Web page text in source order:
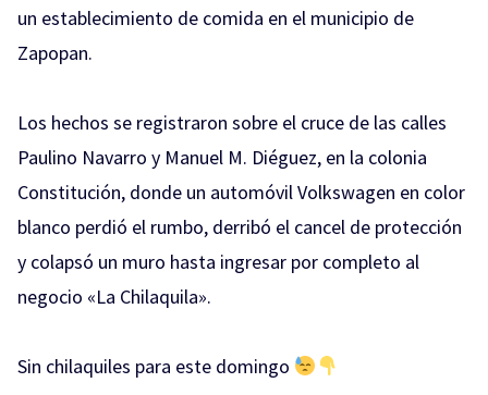
un establecimiento de comida en el municipio de
Zapopan.
Los hechos se registraron sobre el cruce de las calles
Paulino Navarro y Manuel M. Diéguez, en la colonia
Constitución, donde un automóvil Volkswagen en color
blanco perdió el rumbo, derribó el cancel de protección
y colapsó un muro hasta ingresar por completo al
negocio «La Chilaquila».
Sin chilaquiles para este domingo